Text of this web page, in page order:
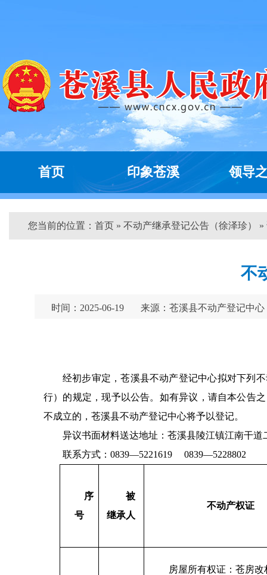
首页 印象苍溪 领导
您当前的位置： 首页 » 不动产继承登记公告（徐泽珍） »
不
时间：2025-06-19 来源：苍溪县不动产登记中心
经初步审定，苍溪县不动产登记中心拟对下列
行）的规定，现予以公告。如有异议，请自本公告
不成立的，苍溪县不动产登记中心将予以登记。
异议书面材料送达地址：苍溪县陵江镇江南干道
联系方式：0839—5221619 0839—5228802
序
号
被
继承人
不动产权证
房屋所有权证：苍房改